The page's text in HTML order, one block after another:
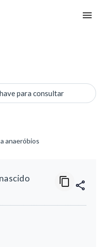
para consultar
anaeróbios